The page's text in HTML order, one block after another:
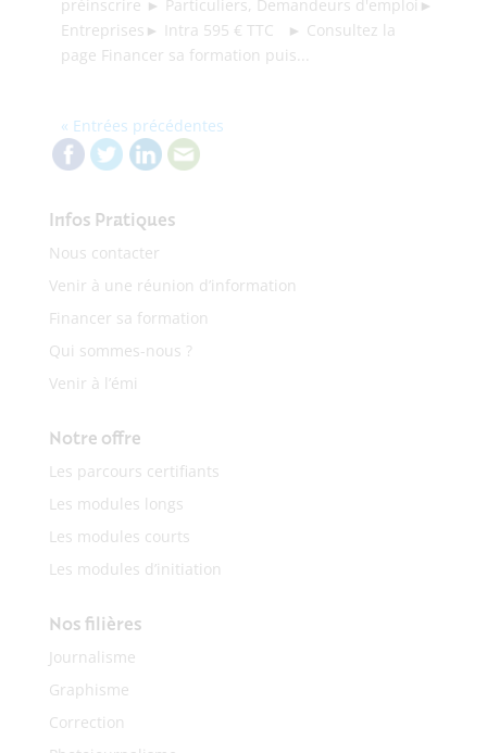
préinscrire ► Particuliers, Demandeurs d'emploi►
Entreprises► Intra 595 € TTC ► Consultez la
page Financer sa formation puis...
« Entrées précédentes
Infos Pratiques
Nous contacter
Venir à une réunion d’information
Financer sa formation
Qui sommes-nous ?
Venir à l’émi
Notre offre
Les parcours certifiants
Les modules longs
Les modules courts
Les modules d’initiation
Nos filières
Journalisme
Graphisme
Correction